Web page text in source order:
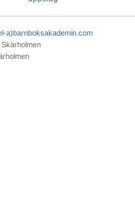
a)barnboksakademin.com